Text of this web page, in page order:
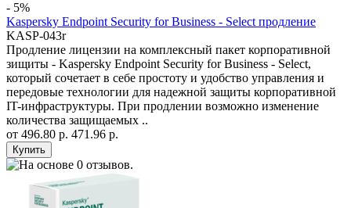
- 5%
Kaspersky Endpoint Security for Business - Select продление
KASP-043r
Продление лицензии на комплексный пакет корпоративной
зищиты - Kaspersky Endpoint Security for Business - Select,
который сочетает в себе простоту и удобство управления и
передовые технологии для надежной защиты корпоративной
IT-инфраструктуры. При продлении возможно изменение
количества защищаемых ..
от 496.80 р. 471.96 р.